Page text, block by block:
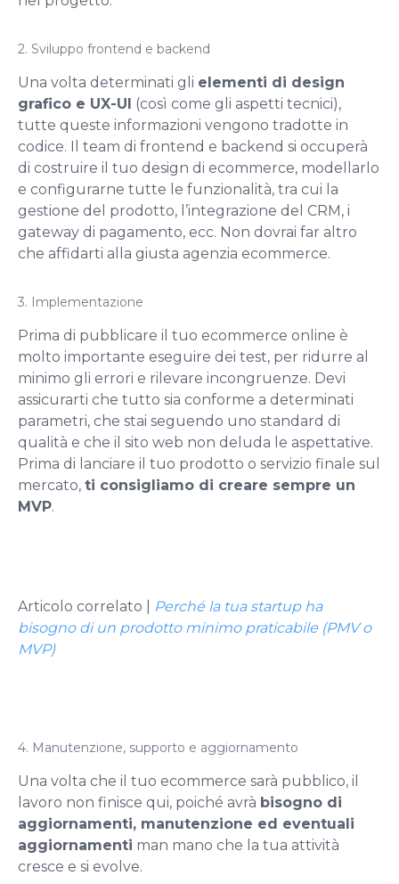
2. Sviluppo frontend e backend
Una volta determinati gli elementi di design
grafico e UX-UI (così come gli aspetti tecnici),
tutte queste informazioni vengono tradotte in
codice. Il team di frontend e backend si occuperà
di costruire il tuo design di ecommerce, modellarlo
e configurarne tutte le funzionalità, tra cui la
gestione del prodotto, l’integrazione del CRM, i
gateway di pagamento, ecc. Non dovrai far altro
che affidarti alla giusta agenzia ecommerce.
3. Implementazione
Prima di pubblicare il tuo ecommerce online è
molto importante eseguire dei test, per ridurre al
minimo gli errori e rilevare incongruenze. Devi
assicurarti che tutto sia conforme a determinati
parametri, che stai seguendo uno standard di
qualità e che il sito web non deluda le aspettative.
Prima di lanciare il tuo prodotto o servizio finale sul
mercato, ti consigliamo di creare sempre un
MVP.
Articolo correlato |
Perché la tua startup ha
bisogno di un prodotto minimo praticabile (PMV o
MVP)
4. Manutenzione, supporto e aggiornamento
Una volta che il tuo ecommerce sarà pubblico, il
lavoro non finisce qui, poiché avrà bisogno di
aggiornamenti, manutenzione ed eventuali
aggiornamenti man mano che la tua attività
cresce e si evolve.